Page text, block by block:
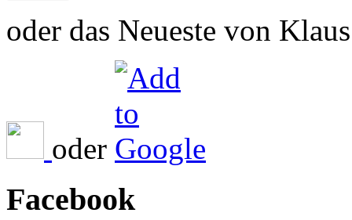
oder das Neueste von
oder
Facebook